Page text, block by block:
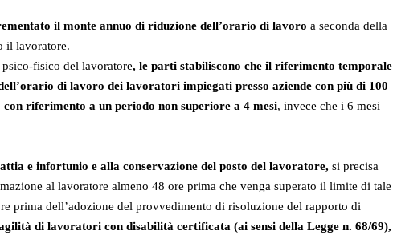
il monte annuo di riduzione dell’orario di lavoro a seconda della
il lavoratore.
fisico del lavoratore, le parti stabiliscono che il riferimento temporale
di lavoro dei lavoratori impiegati presso aziende con più di 100
con riferimento a un periodo non superiore a 4 mesi, invece che i 6 mesi
e infortunio e alla conservazione del posto del lavoratore, si precisa
al lavoratore almeno 48 ore prima che venga superato il limite di tale
prima dell’adozione del provvedimento di risoluzione del rapporto di
di lavoratori con disabilità certificata (ai sensi della Legge n. 68/69),